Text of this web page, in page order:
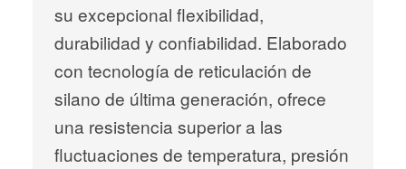
su excepcional flexibilidad,
durabilidad y confiabilidad. Elaborado
con tecnología de reticulación de
silano de última generación, ofrece
una resistencia superior a las
fluctuaciones de temperatura, presión